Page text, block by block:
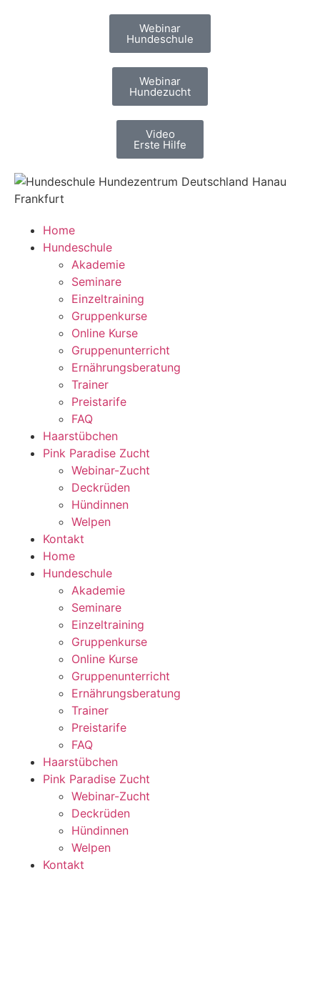
Webinar
Hundeschule
Webinar
Hundezucht
Video
Erste Hilfe
Home
Hundeschule
Akademie
Seminare
Einzeltraining
Gruppenkurse
Online Kurse
Gruppenunterricht
Ernährungsberatung
Trainer
Preistarife
FAQ
Haarstübchen
Pink Paradise Zucht
Webinar-Zucht
Deckrüden
Hündinnen
Welpen
Kontakt
Home
Hundeschule
Akademie
Seminare
Einzeltraining
Gruppenkurse
Online Kurse
Gruppenunterricht
Ernährungsberatung
Trainer
Preistarife
FAQ
Haarstübchen
Pink Paradise Zucht
Webinar-Zucht
Deckrüden
Hündinnen
Welpen
Kontakt